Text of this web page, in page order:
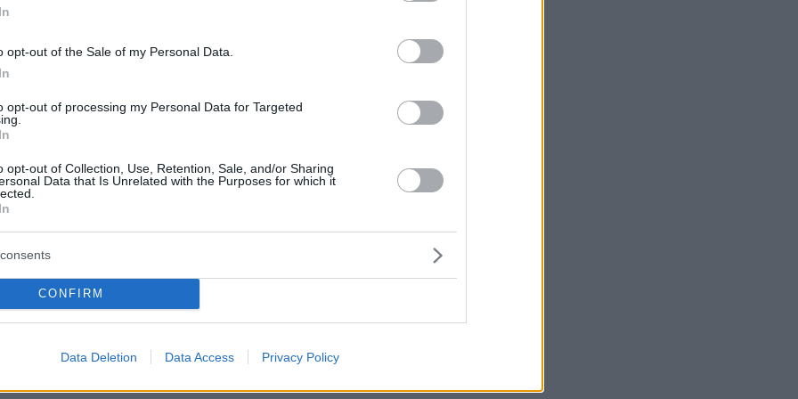
opt-out of the Sale of my Personal Data.
opt-out of processing my Personal Data for Targeted
opt-out of Collection, Use, Retention, Sale, and/or Sharing
Data that Is Unrelated with the Purposes for which it
CONFIRM
Data Deletion Data Access Privacy Policy
στις 23.15 αισθάνθηκε έναν οξύ έντονο πόνο
Η γυναίκα του κάλεσε γιατρό καρδιολόγο, ο
αμέσως έφτασε στο σπίτι του ασθενούς.
ηλεκτροκαρδιογράφημα και διαπίστωσε οξύ
πρόσθιο έμφραγμα του μυοκαρδίου, του
(Pensordil 5 mg και ασπιρίνη 500 mg)
αποστολή ασθενοφόρου ή κινητής μονάδας